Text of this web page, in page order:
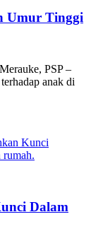
Umur Tinggi
PSP –
anak di
Dalam